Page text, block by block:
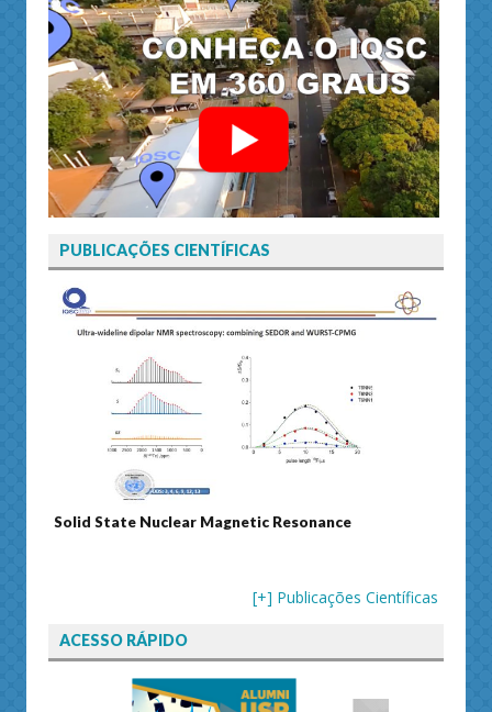
PUBLICAÇÕES CIENTÍFICAS
Solid State Nuclear Magnetic Resonance
[+] Publicações Científicas
ACESSO RÁPIDO